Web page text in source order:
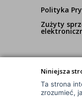
Niniejsza
Ta strona
zrozumieć,
Polityka
Zużyty
© Wszelkie